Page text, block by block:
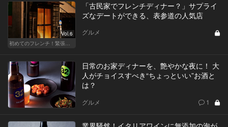
Vol.6
初めてのフレンチ！緊張せずに楽しめる人気店
「古民家でフレンチディナー？」サプライ
ズなデートができる、表参道の人気店
グルメ
日常のお家ディナーを、艶やかな夜に！ 大
人がチョイスすべき“ちょっといい”お酒と
は？
グルメ 1